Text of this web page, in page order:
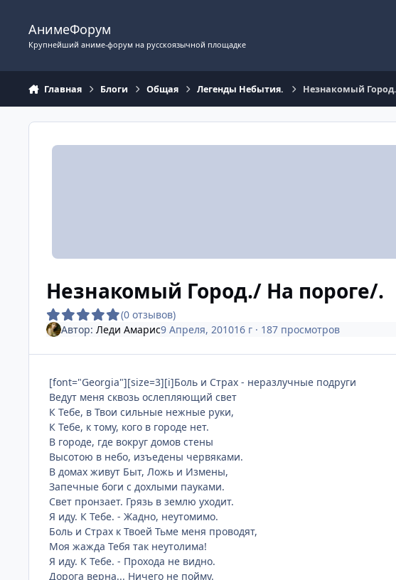
АнимеФорум
Крупнейший аниме-форум на русскоязычной площадке
Главная Блоги Общая Легенды Небытия. Незнакомый
Незнакомый Город./ На пороге/.
(0 отзывов)
Автор: Леди Амарис9 Апреля, 201016 г· 187 просмотров
[font="Georgia"][size=3][i]Боль и Страх - неразлучные подруги
Ведут меня сквозь ослепляющий свет
К Тебе, в Твои сильные нежные руки,
К Тебе, к тому, кого в городе нет.
В городе, где вокруг домов стены
Высотою в небо, изъедены червяками.
В домах живут Быт, Ложь и Измены,
Запечные боги с дохлыми пауками.
Свет пронзает. Грязь в землю уходит.
Я иду. К Тебе. - Жадно, неутомимо.
Боль и Страх к Твоей Тьме меня проводят,
Моя жажда Тебя так неутолима!
Я иду. К Тебе. - Прохода не видно.
Дорога верна... Ничего не пойму.